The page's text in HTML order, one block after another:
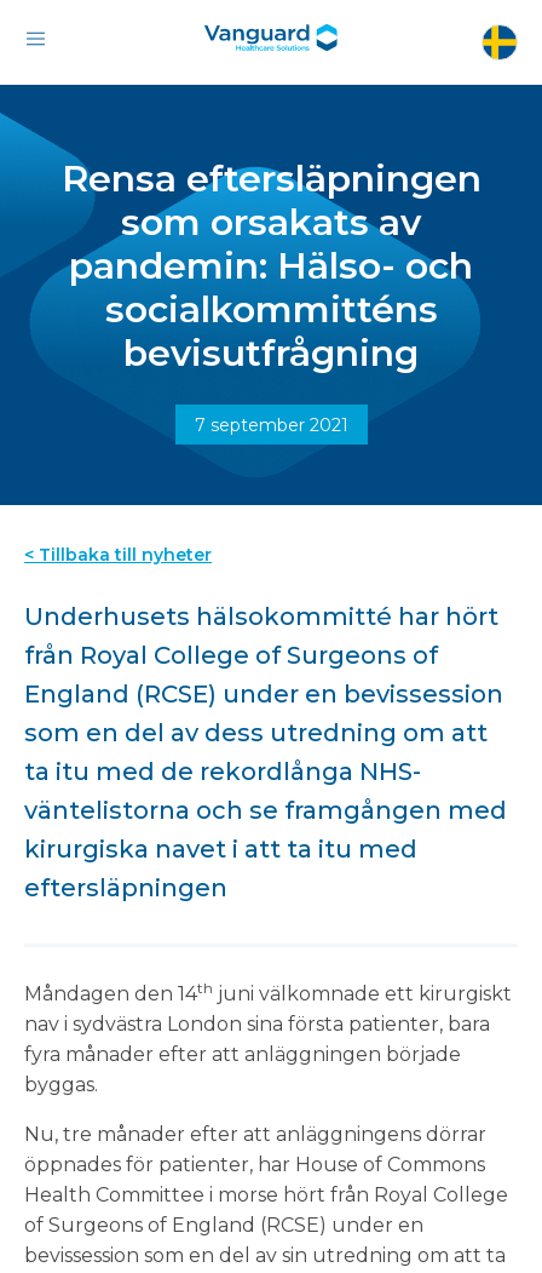
Rensa eftersläpningen
som orsakats av
pandemin: Hälso- och
socialkommitténs
bevisutfrågning
7 september 2021
< Tillbaka till nyheter
Underhusets hälsokommitté har hört
från Royal College of Surgeons of
England (RCSE) under en bevissession
som en del av dess utredning om att
ta itu med de rekordlånga NHS-
väntelistorna och se framgången med
kirurgiska navet i att ta itu med
eftersläpningen
Måndagen den 14th juni välkomnade ett kirurgiskt
nav i sydvästra London sina första patienter, bara
fyra månader efter att anläggningen började
byggas.
Nu, tre månader efter att anläggningens dörrar
öppnades för patienter, har House of Commons
Health Committee i morse hört från Royal College
of Surgeons of England (RCSE) under en
bevissession som en del av sin utredning om att ta